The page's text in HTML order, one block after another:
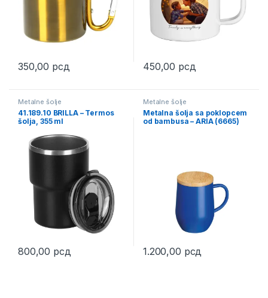
350,00 рсд 450,00 рсд
Metalne šolje
41.189.10 BRILLA – Termos
šolja, 355 ml
800,00 рсд
Metalne šolje
Metalna šolja sa poklopcem
od bambusa – ARIA (6665)
1.200,00 рсд
This product has multiple